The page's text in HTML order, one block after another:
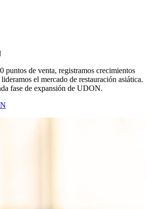
puntos de venta, registramos crecimientos
el mercado de restauración asiática.
fase de expansión de UDON.